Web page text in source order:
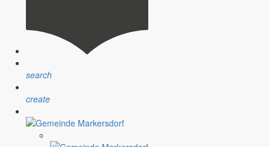
search
create
Personen im Verwandten- und Freundeskreis darauf zu
benötigen, um die Sprechstunde aufzusuchen und über ihre
nachhelfen, was dann nur unnütz die Kapazitäten der